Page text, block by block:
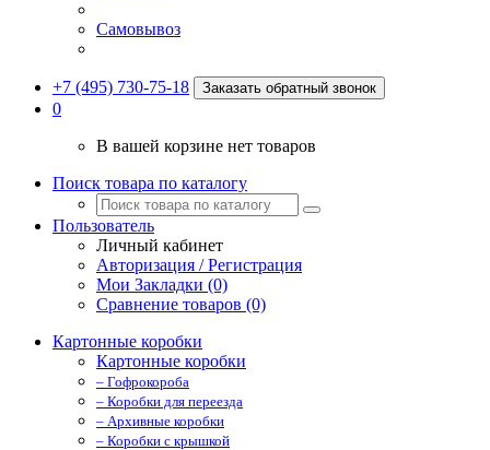
Самовывоз
+7 (495) 730-75-18 Заказать обратный звонок
0
В вашей корзине нет товаров
Поиск товара по каталогу
Пользователь
Личный кабинет
Авторизация / Регистрация
Мои Закладки (0)
Сравнение товаров (0)
Картонные коробки
Картонные коробки
– Гофрокороба
– Коробки для переезда
– Архивные коробки
– Коробки с крышкой